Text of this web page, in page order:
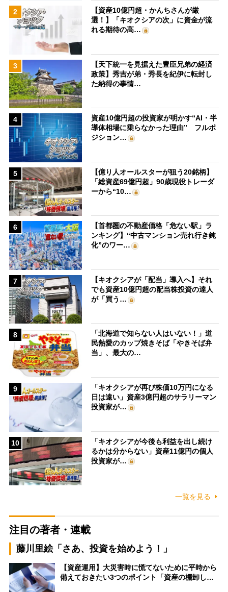
2
【資産10億円超・かんちさんが厳
選！】「キオクシアの次」に資金が流
れる期待の高…
3
【天下統一を見据えた豊臣兄弟の経済
政策】秀吉が弟・秀長を紀伊に転封し
た納得の事情…
4
資産10億円超の投資家が明かす“AI・半
導体相場に乗らなかった理由” フルポ
ジション…
5
【億り人オールスターが狙う20銘柄】
「総資産69億円超」90歳現役トレーダ
ーから“10…
6
【首都圏の不動産価格「危ない駅」ラ
ンキング】“中古マンション売れ行き鈍
化”のワー…
7
【キオクシアが「配当」導入へ】それ
でも資産10億円超の配当株投資の達人
が「買う…
8
「北海道で知らない人はいない！」道
民熱愛のカップ焼きそば「やきそば弁
当」、最大の…
9
「キオクシアが再び株価10万円になる
日は遠い」資産3億円超のサラリーマン
投資家が…
10
「キオクシアが今後も利益を出し続け
るかは分からない」資産11億円の個人
投資家が…
一覧を見る
注目の著者・連載
藤川里絵「さあ、投資を始めよう！」
【資産運用】大災害時に慌てないために平時から
備えておきたい3つのポイント「資産の棚卸し…